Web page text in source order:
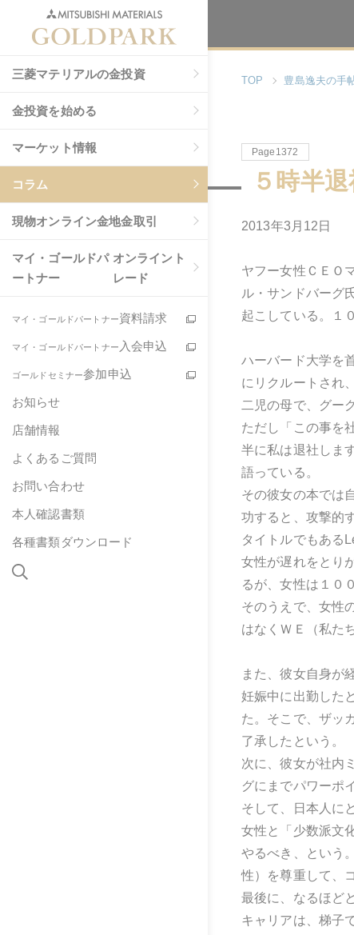
三菱マテリアルの金投資
金投資を始める
マーケット情報
コラム
現物オンライン金地金取引
マイ・ゴールドパ
ートナー
オンライント
レード
マイ・ゴールドパートナー資料請求
マイ・ゴールドパートナー 入会申込
ゴールドセミナー参加申込
お知らせ
店舗情報
よくあるご質問
お問い合わせ
本人確認書類
各種書類ダウンロード
TOP 豊島逸夫の手
Page1372
５時半
2013年3月12日
ヤフー女性ＣＥＯ
ル・サンドバーグ
起こしている。１
ハーバード大学を
にリクルートされ
二児の母で、グー
ただし「この事を
半に私は退社しま
語っている。
その彼女の本では
功すると、攻撃的
タイトルでもある
女性が遅れをとり
るが、女性は１０
そのうえで、女性
はなくＷＥ（私た
また、彼女自身が
妊娠中に出勤した
た。そこで、ザッ
了承したという。
次に、彼女が社内
グにまでパワーポ
そして、日本人に
女性と「少数派文
やるべき、という
性）を尊重して、
最後に、なるほど
キャリアは、梯子